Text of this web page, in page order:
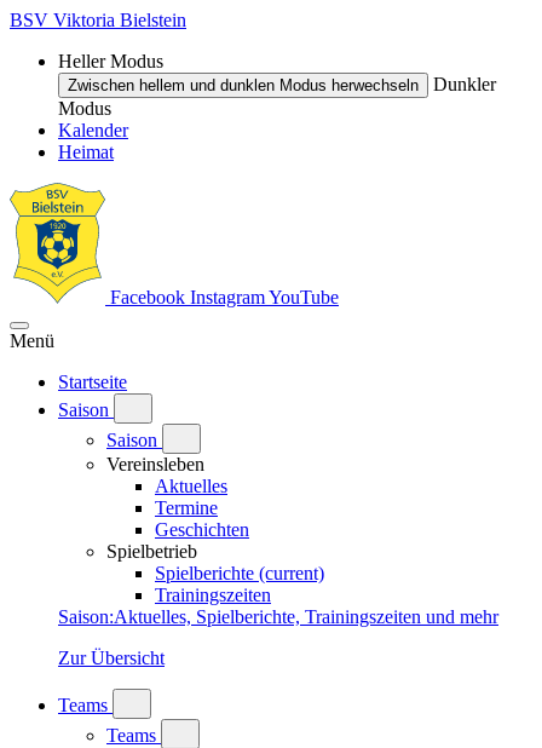
BSV Viktoria Bielstein
Heller Modus
Zwischen hellem und dunklen Modus herwechseln
Dunkler
Modus
Kalender
Heimat
Facebook InstagramYouTube
Menü
Startseite
Saison
Saison
Vereinsleben
Aktuelles
Termine
Geschichten
Spielbetrieb
Spielberichte (current)
Trainingszeiten
Saison:Aktuelles, Spielberichte, Trainingszeiten und mehr
Zur Übersicht
Teams
Teams